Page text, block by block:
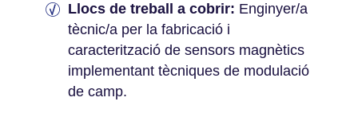
Llocs de treball a cobrir: Enginyer/a
tècnic/a per la fabricació i
caracterització de sensors magnètics
implementant tècniques de modulació
de camp.